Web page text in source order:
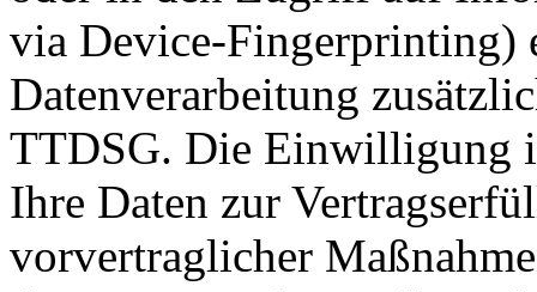
via Device-Fingerprinting)
Datenverarbeitung
TTDSG. Die Einwilligung
Ihre Daten zur
vorvertraglicher